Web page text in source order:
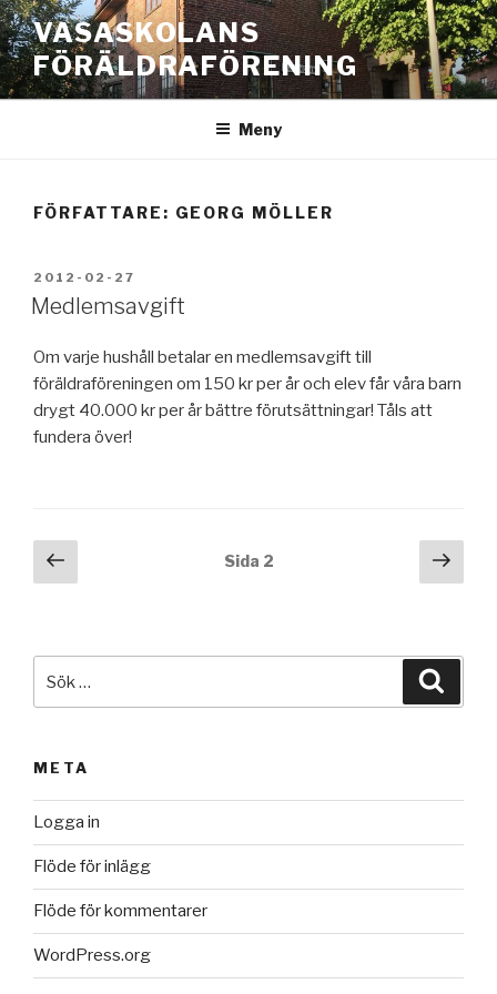
Hoppa
till
innehåll
VASASKOLANS
FÖRÄLDRAFÖRENING
Meny
FÖRFATTARE: GEORG MÖLLER
PUBLICERAT
2012-02-27
Medlemsavgift
Om varje hushåll betalar en medlemsavgift till
föräldraföreningen om 150 kr per år och elev får våra barn
drygt 40.000 kr per år bättre förutsättningar! Tåls att
fundera över!
Inläggsnavigering
sida
Sida 2
sida
META
Logga in
Flöde för inlägg
Flöde för kommentarer
WordPress.org